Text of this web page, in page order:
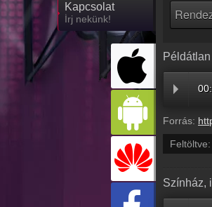
Kapcsolat
Írj nekünk!
Forrás: https://
Feltöltve:
Színház,